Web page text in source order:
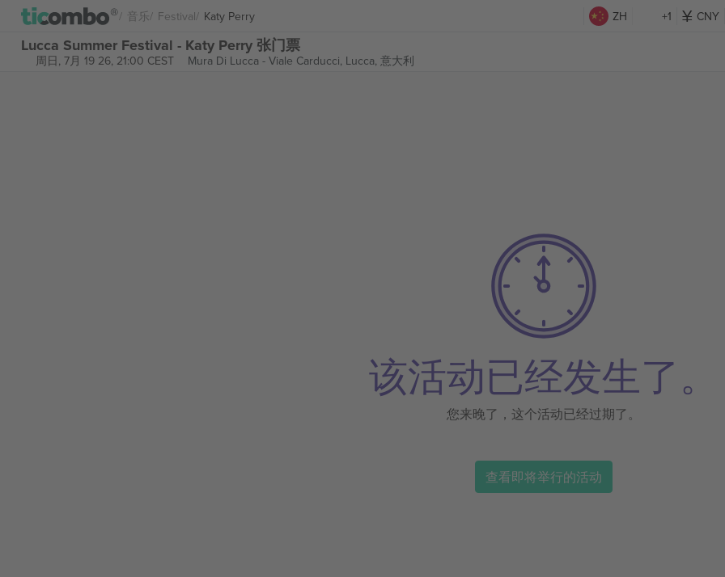
音乐 Festival Katy Perry ZH +1 CNY
Lucca Summer Festival - Katy Perry 张门票
周日, 7月 19 26, 21:00 CEST Mura Di Lucca - Viale Carducci, Lucca, 意大利
该活动已经发生了。
您来晚了，这个活动已经过期了。
查看即将举行的活动